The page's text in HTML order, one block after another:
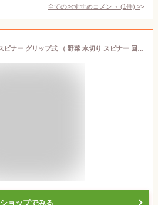
全てのおすすめコメント (1件) >
野菜水切り器 サラダスピナー グリップ式 （ 野菜 水切り スピナー 回転式 手動 食洗機対応 サラダ コンパクト 水切りザル コランダー 下ごしらえ 時短 キッチンツール ）
ショップでみる